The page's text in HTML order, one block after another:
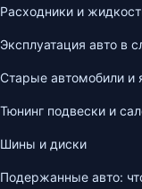
Расходники и
Эксплуатация авто в
Старые автомобили и
Тюнинг подвески и
Шины и диски
Подержанные авто: